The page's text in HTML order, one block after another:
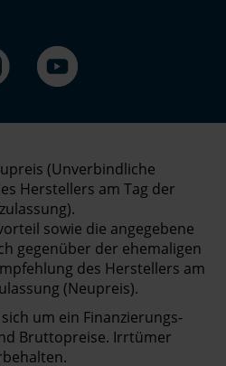
(Unverbindliche
Herstellers am Tag der
sowie die angegebene
gegenüber der ehemaligen
des Herstellers am
(Neupreis).
um ein Finanzierungs-
Bruttopreise. Irrtümer